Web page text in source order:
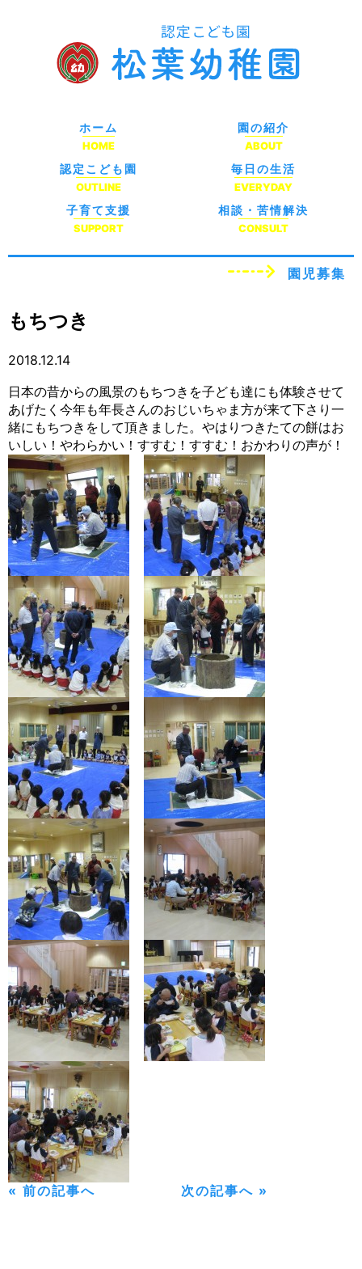
ホーム
HOME
園の紹介
ABOUT
認定こども園
OUTLINE
毎日の生活
EVERYDAY
子育て支援
SUPPORT
相談・苦情解決
CONSULT
園児募集
もちつき
2018.12.14
日本の昔からの風景のもちつきを子ども達にも体験させて
あげたく今年も年長さんのおじいちゃま方が来て下さり一
緒にもちつきをして頂きました。やはりつきたての餅はお
いしい！やわらかい！すすむ！すすむ！おかわりの声が！
« 前の記事へ 次の記事へ »